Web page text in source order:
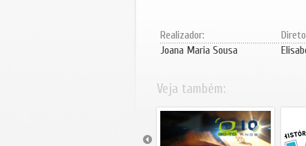
Realizador:
Joana Maria Sousa
Veja também: